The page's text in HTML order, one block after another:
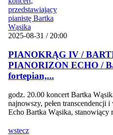
2025-08-31 / 20:00
PIANOKRĄG IV /
PIANORIZON ECHO /
fortepian,...
godz. 20.00 koncert Bartka
najnowszy, pełen transcendencji
Echo Bartka Wąsika, stanowiący
wstecz